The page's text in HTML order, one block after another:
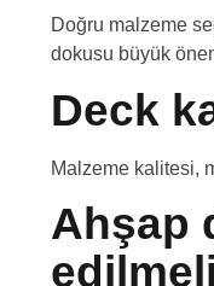
Doğru malzeme
dokusu büyük
Deck
Malzeme kalitesi,
Ahşap